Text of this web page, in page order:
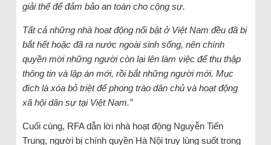
giải thể để đảm bảo an toàn cho cộng sự.
Tất cả những nhà hoạt động nổi bật ở Việt Nam đều đã bị
bắt hết hoặc đã ra nước ngoài sinh sống, nên chính
quyền mời những người còn lại lên làm việc để thu thập
thông tin và lập án mới, rồi bắt những người mới. Mục
đích là xóa bỏ triệt để phong trào dân chủ và hoạt động
xã hội dân sự tại Việt Nam.”
Cuối cùng, RFA dẫn lời nhà hoạt động Nguyễn Tiến
Trung, người bị chính quyền Hà Nội truy lùng suốt trong